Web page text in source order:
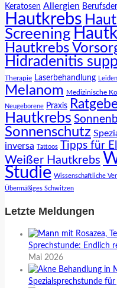
Keratosen Allergien
Hautkrebs
Screening
Hautkrebs
Hidradenitis
Therapie Laserbehandlung
Melanom Medizinische
Neugeborene Praxis
Hautkrebs
Sonnenschutz
inversa Tattoos Tipps für
Weißer Hautkrebs
Studie Wissenschaftliche
Übermäßiges Schwitzen
Letzte Meldungen
Sprechstunde: Endlich
Mai 2026
Spezialsprechstunde